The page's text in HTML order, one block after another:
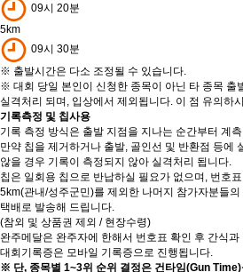
09시 20분
5km
09시 30분
※ 출발시간은 다소 조정될 수 있습니다.
※ 대회 당일 본인이 신청한 종목이 아닌 타 종목 출
실격처리 되며, 입상에서 제외됩니다. 이 점 유의하
기록측정 및 칩사용
기록 측정 방식은 출발 지점을 지나는 순간부터 계
만약 칩을 제거하거나 출발, 골인선 및 반환점 등에
않을 경우 기록이 측정되지 않아 실격처리 됩니다.
칩은 일회용 칩으로 반납하실 필요가 없으며, 번호
5km(관내/성주군민)를 제외한 나머지 참가자분들
택배로 발송해 드립니다.
(참외 및 상품권 제외 / 현장수령)
완주메달은 완주자에 한해서 번호표 확인 후 간식
대회기록증은 모바일 기록증으로 진행됩니다.
※ 단, 종목별 1~3위 순위 결정은 건타임(Gun